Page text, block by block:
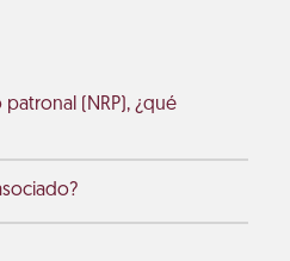
(NRP), ¿qué